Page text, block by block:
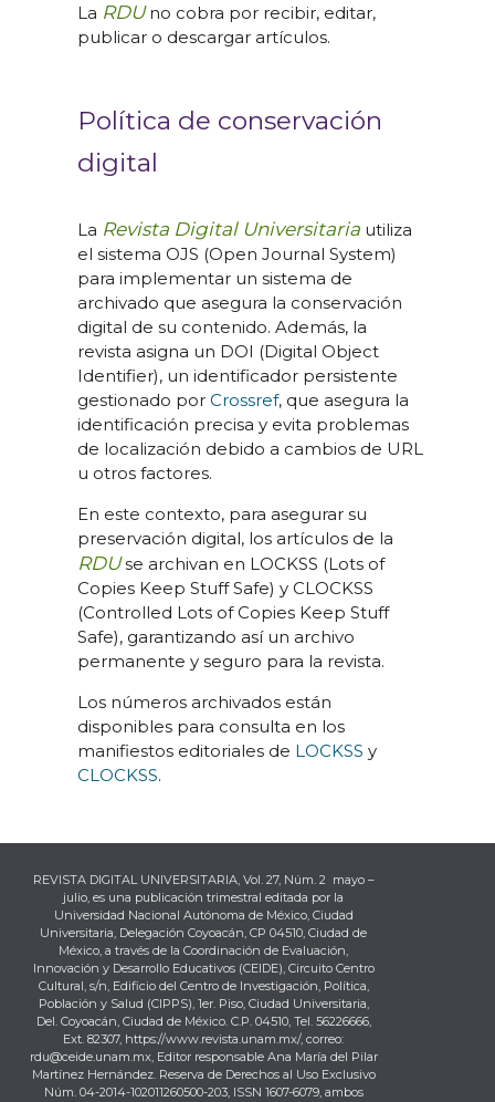
La RDUno cobra por recibir, editar,
publicar o descargar artículos.
Política de conservación
digital
La Revista Digital Universitaria utiliza
el sistema OJS (Open Journal System)
para implementar un sistema de
archivado que asegura la conservación
digital de su contenido. Además, la
revista asigna un DOI (Digital Object
Identifier), un identificador persistente
gestionado por Crossref, que asegura la
identificación precisa y evita problemas
de localización debido a cambios de URL
u otros factores.
En este contexto, para asegurar su
preservación digital, los artículos de la
RDUse archivan en LOCKSS (Lots of
Copies Keep Stuff Safe) y CLOCKSS
(Controlled Lots of Copies Keep Stuff
Safe), garantizando así un archivo
permanente y seguro para la revista.
Los números archivados están
disponibles para consulta en los
manifiestos editoriales de LOCKSS y
CLOCKSS.
REVISTA DIGITAL UNIVERSITARIA, Vol. 27, Núm. 2 mayo –
julio, es una publicación trimestral editada por la
Universidad Nacional Autónoma de México, Ciudad
Universitaria, Delegación Coyoacán, CP 04510, Ciudad de
México, a través de la Coordinación de Evaluación,
Innovación y Desarrollo Educativos (CEIDE), Circuito Centro
Cultural, s/n, Edificio del Centro de Investigación, Política,
Población y Salud (CIPPS), 1er. Piso, Ciudad Universitaria,
Del. Coyoacán, Ciudad de México. C.P. 04510, Tel. 56226666,
Ext. 82307, https://www.revista.unam.mx/, correo:
rdu@ceide.unam.mx, Editor responsable Ana María del Pilar
Martínez Hernández. Reserva de Derechos al Uso Exclusivo
Núm. 04-2014-102011260500-203, ISSN 1607-6079, ambos